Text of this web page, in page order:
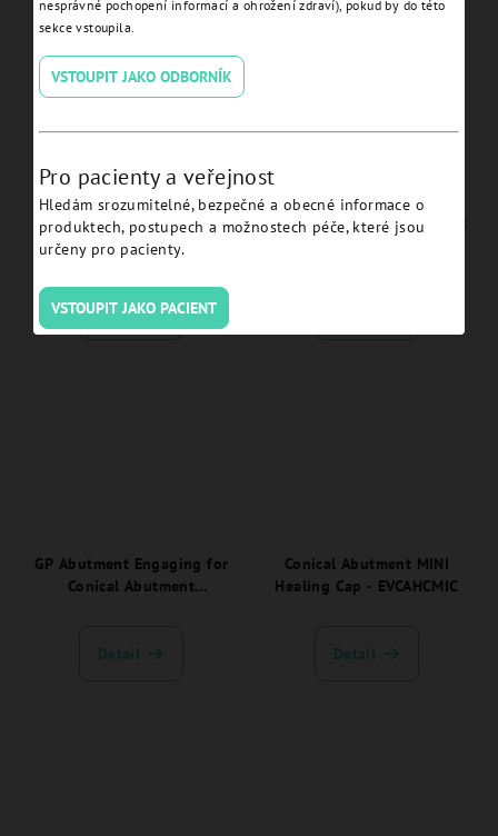
Healing Cap for Conical
Abutment JDEvolution Plus
Detail
Screw for Conical Abutment
GP Abutment Engaging for
Conical Abutment
EVCAGPAEC:
Detail
Conical Abutment MINI
Healing Cap - EVCAHCMIC
Detail
nesprávné pochopení informací a ohrožení zdraví), pokud by do této
sekce vstoupila.
VSTOUPIT JAKO ODBORNÍK
Pro pacienty a veřejnost
Hledám srozumitelné, bezpečné a obecné informace o
produktech, postupech a možnostech péče, které jsou
určeny pro pacienty.
VSTOUPIT JAKO PACIENT